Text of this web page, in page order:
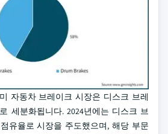
자동차 브레이크 시장은 디스크 브레
세분화됩니다. 2024년에는 디스크 브
유율로 시장을 주도했으며, 해당 부문